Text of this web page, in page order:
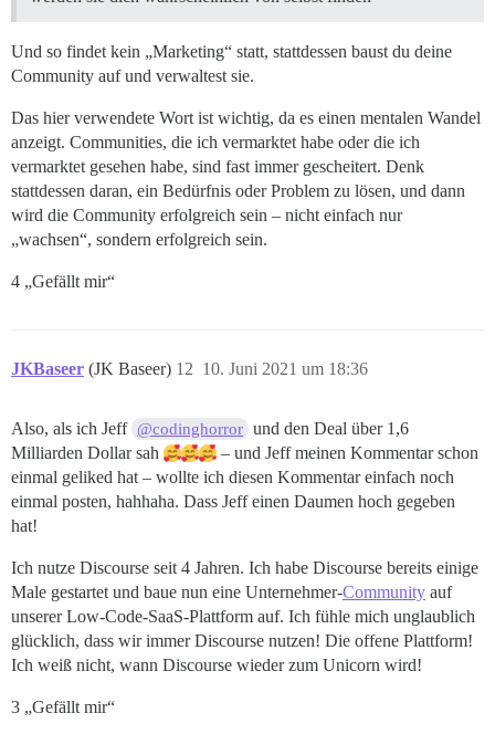
Und so findet kein „Marketing“ statt, stattdessen baust du deine
Community auf und verwaltest sie.
Das hier verwendete Wort ist wichtig, da es einen mentalen Wandel
anzeigt. Communities, die ich vermarktet habe oder die ich
vermarktet gesehen habe, sind fast immer gescheitert. Denk
stattdessen daran, ein Bedürfnis oder Problem zu lösen, und dann
wird die Community erfolgreich sein – nicht einfach nur
„wachsen“, sondern erfolgreich sein.
4 „Gefällt mir“
JKBaseer (JK Baseer) 10. Juni 2021 um 18:36
12
Also, als ich Jeff @codinghorror und den Deal über 1,6
Milliarden Dollar sah
– und Jeff meinen Kommentar schon
einmal geliked hat – wollte ich diesen Kommentar einfach noch
einmal posten, hahhaha. Dass Jeff einen Daumen hoch gegeben
hat!
Ich nutze Discourse seit 4 Jahren. Ich habe Discourse bereits einige
Male gestartet und baue nun eine Unternehmer-Community auf
unserer Low-Code-SaaS-Plattform auf. Ich fühle mich unglaublich
glücklich, dass wir immer Discourse nutzen! Die offene Plattform!
Ich weiß nicht, wann Discourse wieder zum Unicorn wird!
3 „Gefällt mir“